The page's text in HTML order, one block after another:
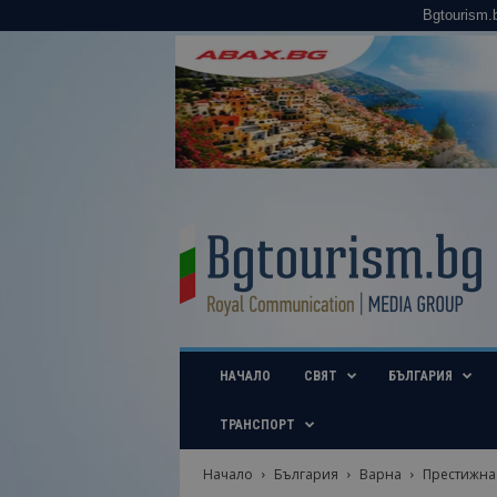
u
i
b
НАЧАЛО СВЯТ БЪЛГАРИЯ
ТРАНСПОРТ
Начало България Варна
Престижна